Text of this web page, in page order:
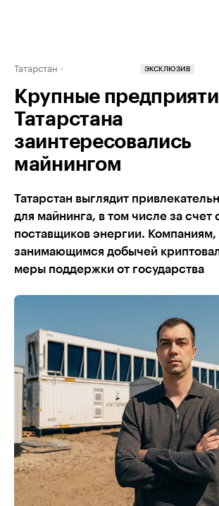
Татарстан ЭКСКЛЮЗИВ
Крупные
Татарстана
заинтересовались
майнингом
Татарстан выглядит
для майнинга, в том числе за счет
поставщиков энергии. Компаниям,
занимающимся добычей
меры поддержки от государства